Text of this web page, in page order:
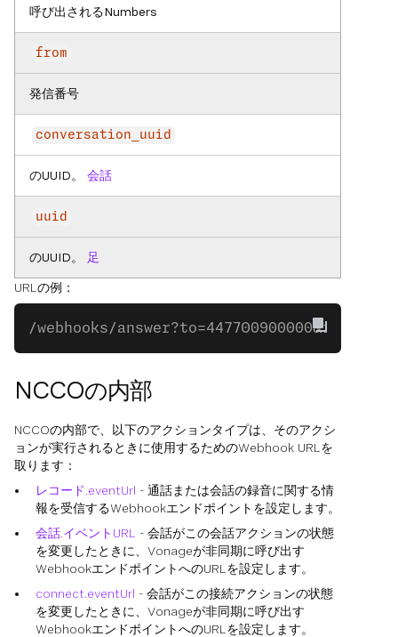
呼び出されるNumbers
from
発信番号
conversation_uuid
のUUID。 会話
uuid
のUUID。 足
URLの例：
/webhooks/
NCCOの内部
NCCOの内部で、以下のアクションタイプは、そのアクシ
ョンが実行されるときに使用するためのWebhook URLを
取ります：
レコード.eventUrl - 通話または会話の録音に関する情
報を受信するWebhookエンドポイントを設定します。
会話.イベントURL
- 会話がこの会話アクションの状態
を変更したときに、Vonageが非同期に呼び出す
WebhookエンドポイントへのURLを設定します。
connect.eventUrl - 会話がこの接続アクションの状態
を変更したときに、Vonageが非同期に呼び出す
WebhookエンドポイントへのURLを設定します。